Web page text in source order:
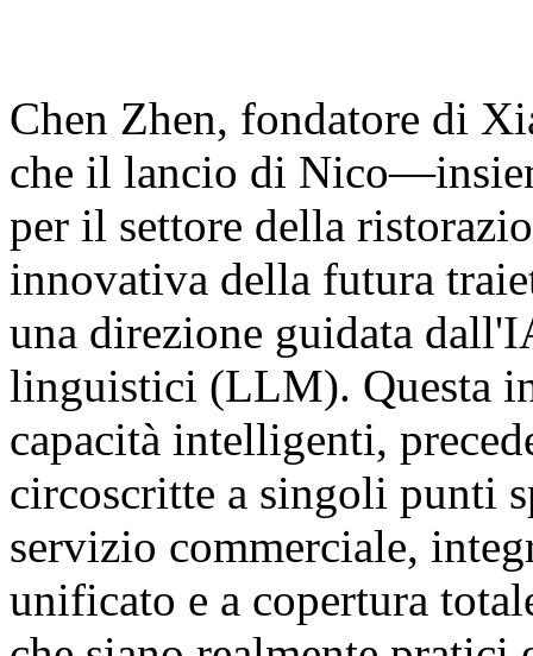
Chen Zhen, fondatore di
che il lancio di
per il settore della
innovativa della futura
una direzione guidata
linguistici (LLM). Questa
capacità intelligenti,
circoscritte a singoli punti
servizio commerciale,
unificato e a copertura